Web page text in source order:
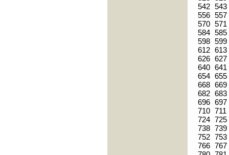
542 543
556 557
570 571
584 585
598 599
612 613
626 627
640 641
654 655
668 669
682 683
696 697
710 711
724 725
738 739
752 753
766 767